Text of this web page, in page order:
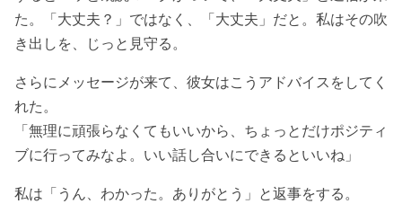
た。「大丈夫？」ではなく、「大丈夫」だと。私はその吹
き出しを、じっと見守る。
さらにメッセージが来て、彼女はこうアドバイスをしてく
れた。
「無理に頑張らなくてもいいから、ちょっとだけポジティ
ブに行ってみなよ。いい話し合いにできるといいね」
私は「うん、わかった。ありがとう」と返事をする。